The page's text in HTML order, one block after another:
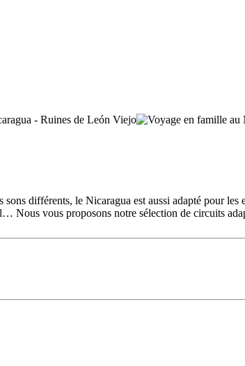
différents, le Nicaragua est aussi adapté pour
Nous vous proposons notre sélection de circuits